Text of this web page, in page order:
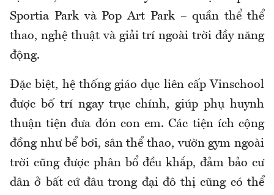
Sportia Park và Pop Art Park – quần thể thể
thao, nghệ thuật và giải trí ngoài trời đầy năng
động.
Đặc biệt, hệ thống giáo dục liên cấp Vinschool
được bố trí ngay trục chính, giúp phụ huynh
thuận tiện đưa đón con em. Các tiện ích cộng
đồng như bể bơi, sân thể thao, vườn gym ngoài
trời cũng được phân bổ đều khắp, đảm bảo cư
dân ở bất cứ đâu trong đại đô thị cũng có thể